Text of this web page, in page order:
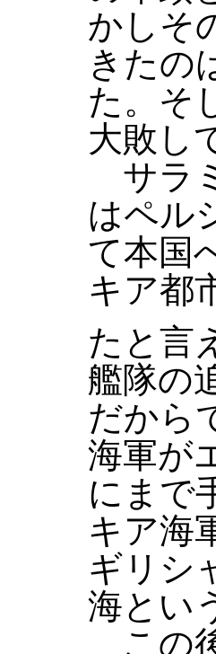
かしそ
きたの
た。そ
大敗し
サラ
はペル
て本国
キア都
たと言
艦隊の
だから
海軍が
にまで
キア海
ギリシ
海とい
この